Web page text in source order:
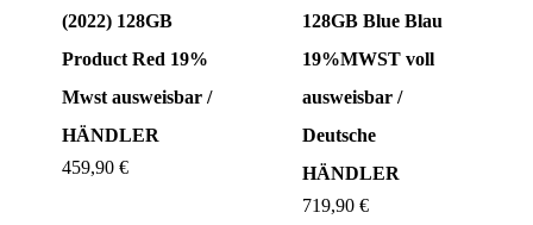
(2022) 128GB
Product Red 19%
Mwst ausweisbar /
HÄNDLER
459,90 €
128GB Blue Blau
19%MWST voll
ausweisbar /
Deutsche
HÄNDLER
719,90 €